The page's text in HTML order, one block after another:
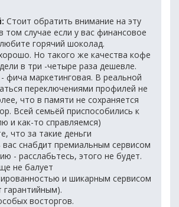
Стоит обратить внимание на эту
том случае если у вас финансовое
горячий шоколад.
Но такого же качества кофе
в три -четыре раза дешевле.
фича маркетинговая. В реальной
переключениями профилей не
что в памяти не сохраняется
Всей семьёй приспособились к
и как-то справляемся)
что за такие деньги
вас снабдит премиальным сервисом
- расслабьтесь, этого не будет.
не балует
и шикарным сервисом
гарантийным).
восторгов.